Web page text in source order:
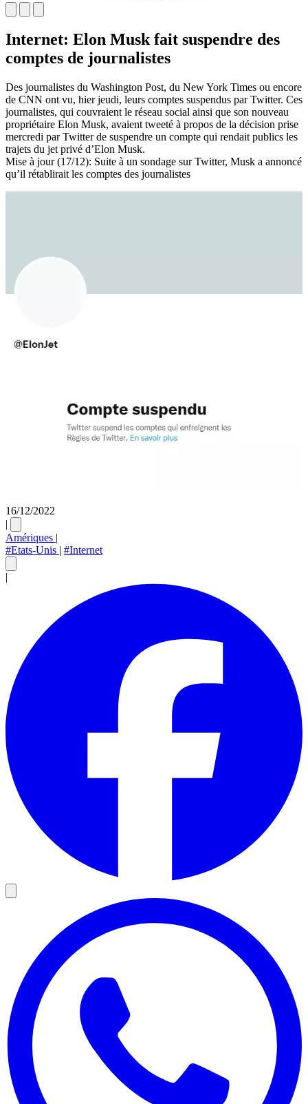
Internet: Elon Musk fait suspendre des
comptes de journalistes
Des journalistes du Washington Post, du New York Times ou encore
de CNN ont vu, hier jeudi, leurs comptes suspendus par Twitter. Ces
journalistes, qui couvraient le réseau social ainsi que son nouveau
propriétaire Elon Musk, avaient tweeté à propos de la décision prise
mercredi par Twitter de suspendre un compte qui rendait publics les
trajets du jet privé d’Elon Musk.
Mise à jour (17/12): Suite à un sondage sur Twitter, Musk a annoncé
qu’il rétablirait les comptes des journalistes
16/12/2022
|
Amériques |
#Etats-Unis | #Internet
|